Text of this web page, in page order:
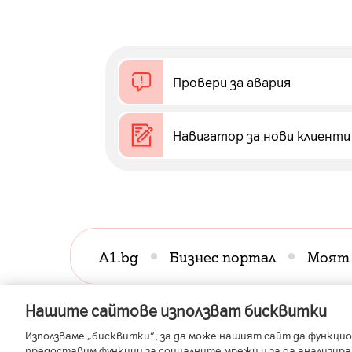
Провери за авария
Навигатор за нови клиенти
Моят
Бизнес портал
A1.bg
Нашите сайтове използват бисквитки
Използваме „бисквитки“, за да може нашият сайт да